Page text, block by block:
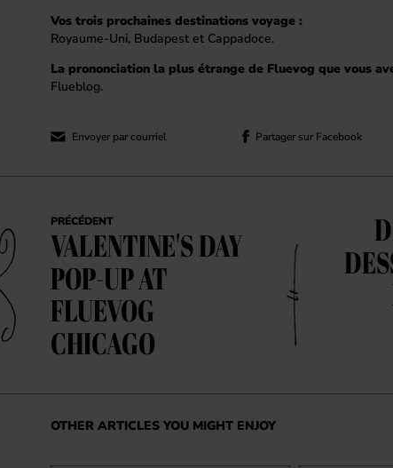
Vos trois prochaines destinations voyage :
Royaume-Uni, Budapest et Cappadoce.
La prononciation la plus étrange de Fluevog que vous
Flueblog.
Envoyer par courriel Partager sur Facebook
PRÉCÉDENT
VALENTINE'S DAY
POP-UP AT
FLUEVOG
CHICAGO
OTHER ARTICLES YOU MIGHT ENJOY